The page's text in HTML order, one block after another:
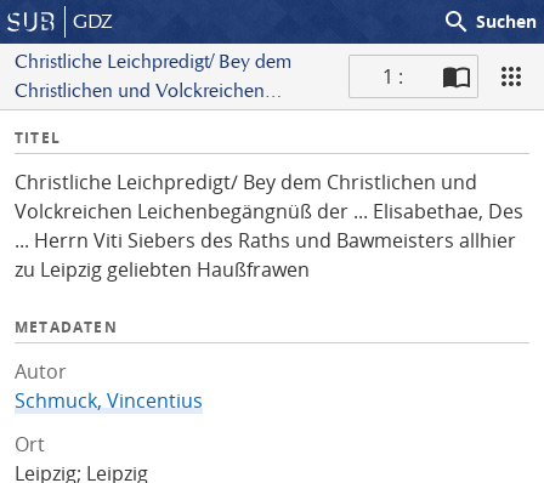
GDZ search Suchen
Christliche Leichpredigt/ Bey dem
Christlichen und Volckreichen
Des ... Herrn Viti Siebers des Raths und
Bawmeisters allhier zu Leipzig
geliebten Haußfrawen
1 :
I
f
o
TITEL
Christliche Leichpredigt/ Bey dem Christlichen und
Volckreichen Leichenbegängnüß der ... Elisabethae, Des
... Herrn Viti Siebers des Raths und Bawmeisters allhier
zu Leipzig geliebten Haußfrawen
METADATEN
Autor
Schmuck, Vincentius
Ort
Leipzig; Leipzig